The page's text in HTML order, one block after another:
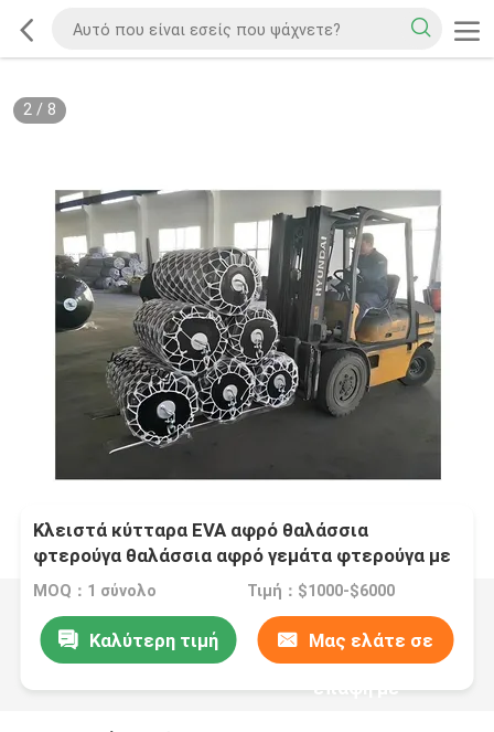
2/ 8
Κλειστά κύτταρα EVA αφρό θαλάσσια
φτερούγα θαλάσσια αφρό γεμάτα φτερούγα με
σχοινί
MOQ：1 σύνολο Τιμή：$1000-$6000
Καλύτερη τιμή Μας ελάτε σε
επαφή με